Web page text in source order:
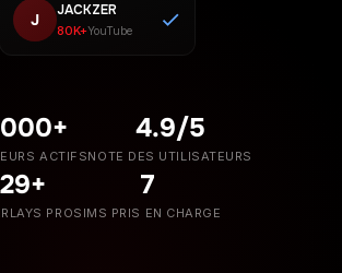
J JACKZER
80K+YouTube
ACTIFS
4.9/5
NOTE DES UTILISATEURS
29+
PRO
7
SIMS PRIS EN CHARGE